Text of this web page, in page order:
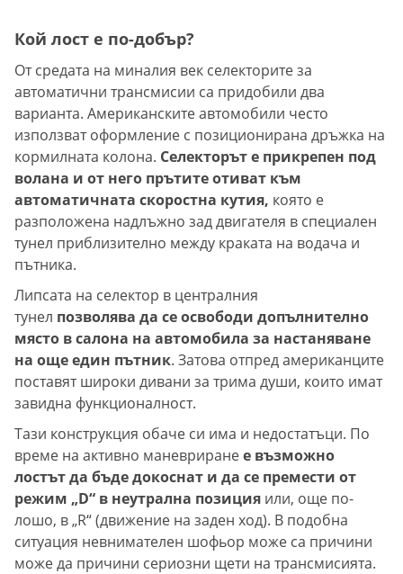
Кой лост е по-добър?
От средата на миналия век селекторите за
автоматични трансмисии са придобили два
варианта. Американските автомобили често
използват оформление с позиционирана дръжка на
кормилната колона. Селекторът е прикрепен под
волана и от него прътите отиват към
автоматичната скоростна кутия, която е
разположена надлъжно зад двигателя в специален
тунел приблизително между краката на водача и
пътника.
Липсата на селектор в централния
тунел позволява да се освободи допълнително
място в салона на автомобила за настаняване
на още един пътник. Затова отпред американците
поставят широки дивани за трима души, които имат
завидна функционалност.
Тази конструкция обаче си има и недостатъци. По
време на активно маневриранее възможно
лостът да бъде докоснат и да се премести от
режим „D“ в неутрална позиция или, още по-
лошо, в „R“ (движение на заден ход). В подобна
ситуация невнимателен шофьор може са причини
може да причини сериозни щети на трансмисията.